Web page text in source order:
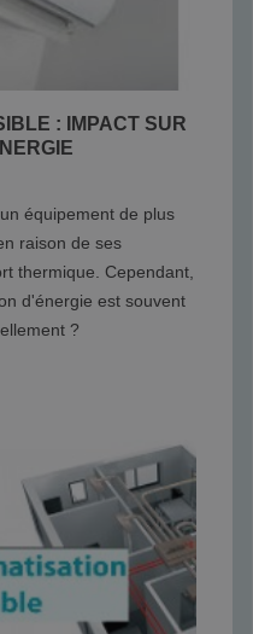
: IMPACT SUR
équipement de plus
raison de ses
thermique. Cependant,
d'énergie est souvent
?